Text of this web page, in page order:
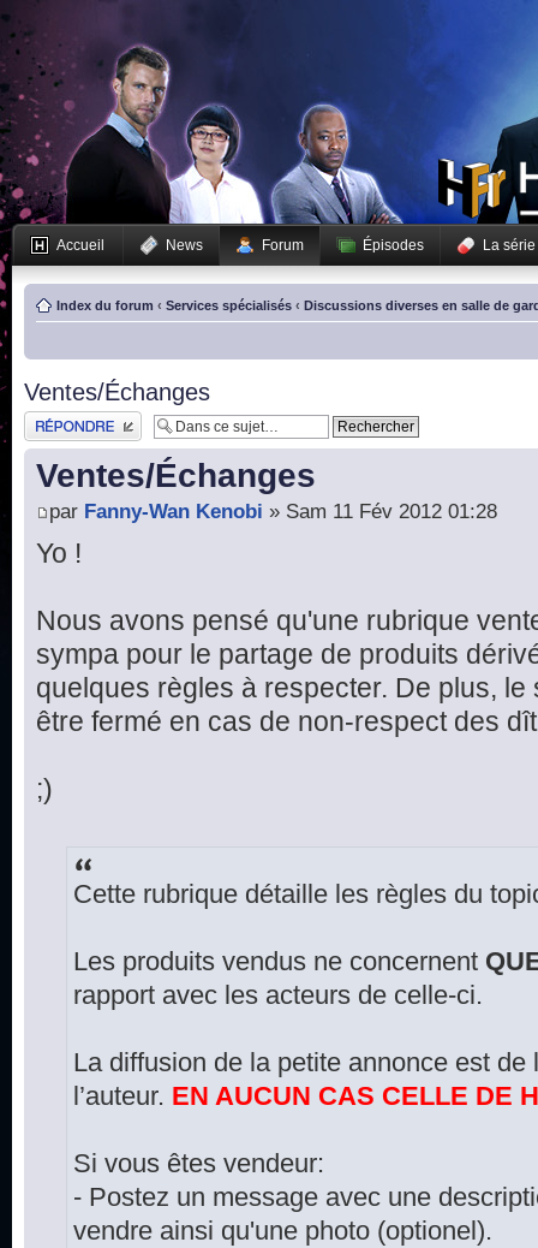
Accueil News Forum Épisodes La série
Index du forum ‹ Services spécialisés ‹ Discussions diverses en salle de
Ventes/Échanges
Publier une réponse
Ventes/Échanges
par Fanny-Wan Kenobi » Sam 11 Fév 2012 01:28
Yo !
Nous avons pensé qu'une rubrique
sympa pour le partage de produits
quelques règles à respecter. De plus,
être fermé en cas de non-respect des
;)
Cette rubrique détaille les règles du
Les produits vendus ne concernent
rapport avec les acteurs de celle-ci.
La diffusion de la petite annonce est
l’auteur. EN AUCUN CAS CELLE DE
Si vous êtes vendeur:
- Postez un message avec une
vendre ainsi qu'une photo (optionel).